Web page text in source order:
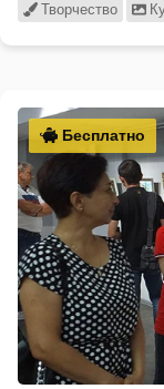
Творчество
Бесплатно